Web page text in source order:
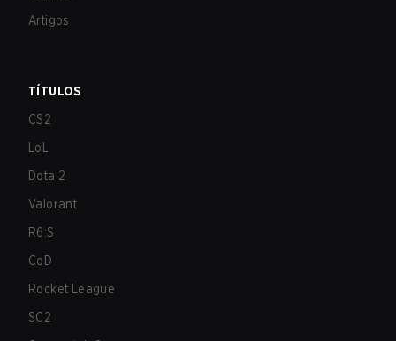
Artigos
TÍTULOS
CS2
LoL
Dota 2
Valorant
R6:S
CoD
Rocket League
SC2